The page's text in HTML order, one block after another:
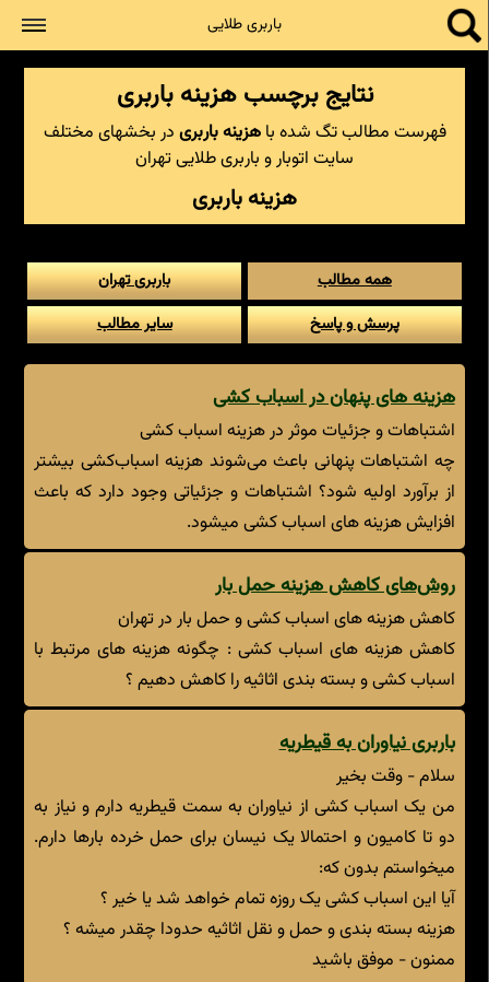
باربری طلایی
نتایج برچسب هزینه باربری
فهرست مطالب تگ شده باهزینه باربری در بخشهای مختلف
سایت اتوبار و باربری طلایی تهران
هزینه باربری
همه مطالب
باربری تهران
پرسش و پاسخ
سایر مطالب
هزینه های پنهان در اسباب کشی
اشتباهات و جزئیات موثر در هزینه اسباب کشی
چه اشتباهات پنهانی باعث می‌شوند هزینه اسباب‌کشی بیشتر
از برآورد اولیه شود؟ اشتباهات و جزئیاتی وجود دارد که باعث
افزایش هزینه های اسباب کشی میشود.
روش‌های کاهش هزینه حمل بار
کاهش هزینه های اسباب کشی و حمل بار در تهران
کاهش هزینه های اسباب کشی : چگونه هزینه های مرتبط با
اسباب کشی و بسته بندی اثاثیه را کاهش دهیم ؟
باربری نیاوران به قیطریه
سلام - وقت بخیر
من یک اسباب کشی از نیاوران به سمت قیطریه دارم و نیاز به
دو تا کامیون و احتمالا یک نیسان برای حمل خرده بارها دارم.
میخواستم بدون که:
آیا این اسباب کشی یک روزه تمام خواهد شد یا خیر ؟
هزینه بسته بندی و حمل و نقل اثاثیه حدودا چقدر میشه ؟
ممنون - موفق باشید
جستجو